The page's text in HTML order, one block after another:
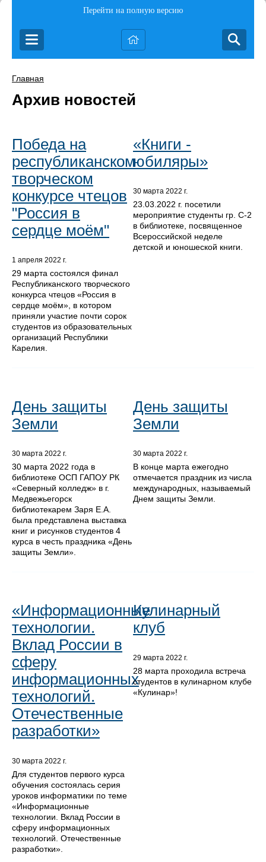
Перейти на полную версию
Главная
Архив новостей
Победа на
республиканском
творческом
конкурсе чтецов
"Россия в
сердце моём"
1 апреля 2022 г.
29 марта состоялся финал
Республиканского творческого
конкурса чтецов «Россия в
сердце моём», в котором
приняли участие почти сорок
студентов из образовательных
организаций Республики
Карелия.
«Книги -
юбиляры»
30 марта 2022 г.
23.03.2022 г. посетили
мероприятие студенты гр. С-2
в библиотеке, посвященное
Всероссийской неделе
детской и юношеской книги.
День защиты
Земли
30 марта 2022 г.
30 марта 2022 года в
библиотеке ОСП ГАПОУ РК
«Северный колледж» в г.
Медвежьегорск
библиотекарем Заря Е.А.
была представлена выставка
книг и рисунков студентов 4
курса в честь праздника «День
защиты Земли».
День защиты
Земли
30 марта 2022 г.
В конце марта ежегодно
отмечается праздник из числа
международных, называемый
Днем защиты Земли.
«Информационные
технологии.
Вклад России в
сферу
информационных
технологий.
Отечественные
разработки»
30 марта 2022 г.
Для студентов первого курса
обучения состоялась серия
уроков информатики по теме
«Информационные
технологии. Вклад России в
сферу информационных
технологий. Отечественные
разработки».
Кулинарный
клуб
29 марта 2022 г.
28 марта проходила встреча
студентов в кулинарном клубе
«Кулинар»!